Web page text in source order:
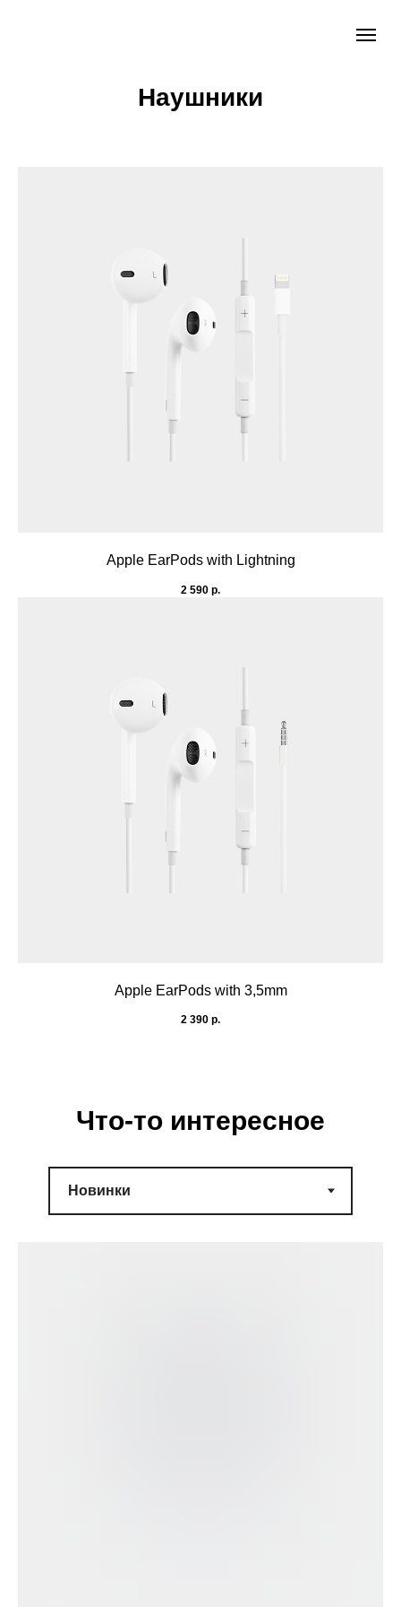
Наушники
Apple EarPods with Lightning
2 590 р.
Apple EarPods with 3,5mm
2 390 р.
Что-то интересное